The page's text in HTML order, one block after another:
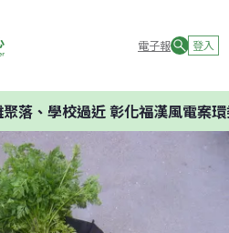
電子報 登入
學校過近 彰化福漢風電案環委建